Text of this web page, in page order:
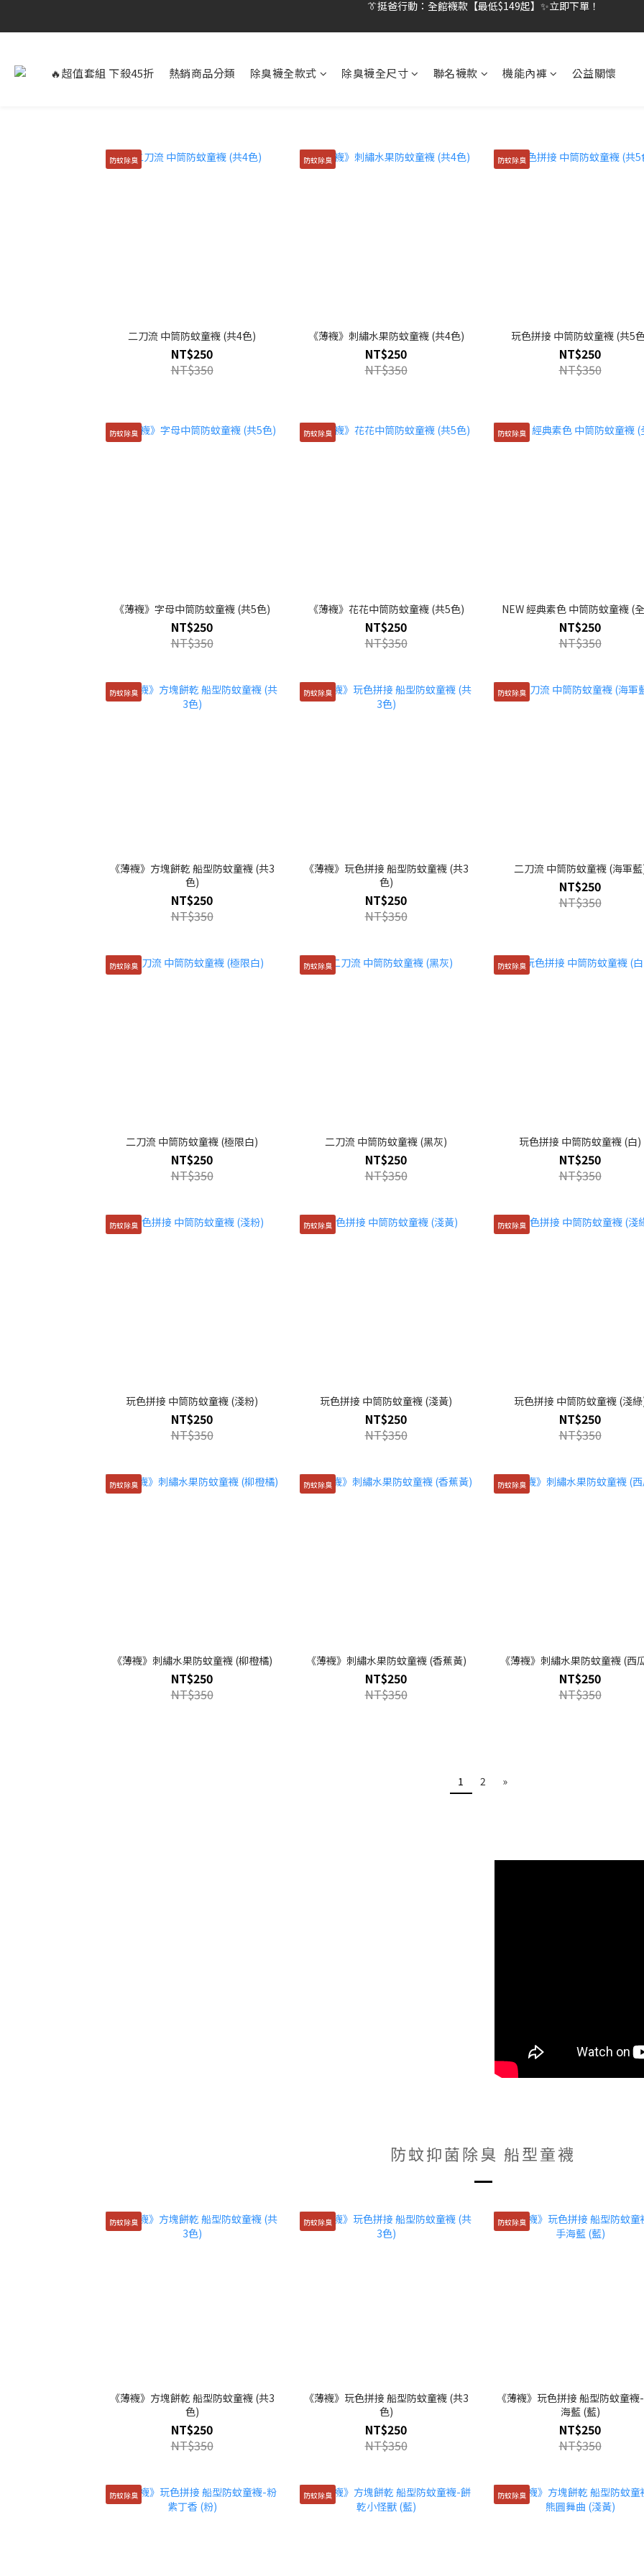
👔挺爸行動：全館襪款【最低$149起】✨立即下單！
👔挺爸滿額贈：滿$1888就送💎品牌壓縮旅行袋！
👔挺爸行動：全館襪款【最低$149起】✨立即下單！
🔥超值套組 下殺45折 熱銷商品分類 除臭襪全款式 除臭襪全尺寸 聯名襪款 機能內褲 公益關懷
防蚊除臭
二刀流 中筒防蚊童襪 (共4色)
NT$250
NT$350
防蚊除臭
《薄襪》刺繡水果防蚊童襪 (共4色)
NT$250
NT$350
防蚊除臭
玩色拼接 中筒防蚊童襪 (共5
NT$250
NT$350
防蚊除臭
《薄襪》字母中筒防蚊童襪 (共5色)
NT$250
NT$350
防蚊除臭
《薄襪》花花中筒防蚊童襪 (共5色)
NT$250
NT$350
防蚊除臭
NEW 經典素色 中筒防蚊童襪 (
NT$250
NT$350
防蚊除臭
《薄襪》方塊餅乾 船型防蚊童襪 (共3
色)
NT$250
NT$350
防蚊除臭
《薄襪》玩色拼接 船型防蚊童襪 (共3
色)
NT$250
NT$350
防蚊除臭
二刀流 中筒防蚊童襪 (海軍
NT$250
NT$350
防蚊除臭
二刀流 中筒防蚊童襪 (極限白)
NT$250
NT$350
防蚊除臭
二刀流 中筒防蚊童襪 (黑灰)
NT$250
NT$350
防蚊除臭
玩色拼接 中筒防蚊童襪 (白)
NT$250
NT$350
防蚊除臭
玩色拼接 中筒防蚊童襪 (淺粉)
NT$250
NT$350
防蚊除臭
玩色拼接 中筒防蚊童襪 (淺黃)
NT$250
NT$350
防蚊除臭
玩色拼接 中筒防蚊童襪 (淺
NT$250
NT$350
防蚊除臭
《薄襪》刺繡水果防蚊童襪 (柳橙橘)
NT$250
NT$350
防蚊除臭
《薄襪》刺繡水果防蚊童襪 (香蕉黃)
NT$250
NT$350
防蚊除臭
《薄襪》刺繡水果防蚊童襪 (西
NT$250
NT$350
1 2 »
防蚊抑菌除臭 船型童襪
防蚊除臭
《薄襪》方塊餅乾 船型防蚊童襪 (共3
色)
NT$250
NT$350
防蚊除臭
《薄襪》玩色拼接 船型防蚊童襪 (共3
色)
NT$250
NT$350
防蚊除臭
《薄襪》玩色拼接 船型防蚊童襪
海藍 (藍)
NT$250
NT$350
防蚊除臭 防蚊除臭 防蚊除臭